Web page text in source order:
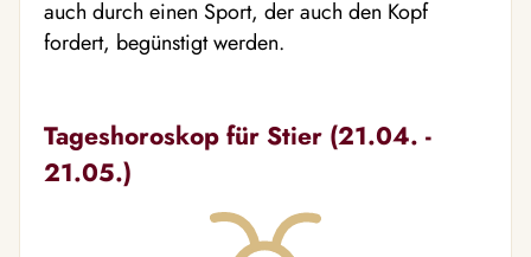
auch durch einen Sport, der auch den Kopf
fordert, begünstigt werden.
Tageshoroskop für Stier (21.04. -
21.05.)